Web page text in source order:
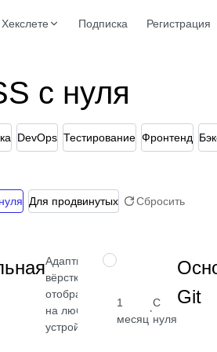
Подписка Регистрация
с нуля
DevOps Тестирование Фронтенд
Для продвинутых Сбросить
Адаптивная
вёрстка для
отображения
на любых
устройствах
НАВЫК
1
месяц
·
С
нуля
Git